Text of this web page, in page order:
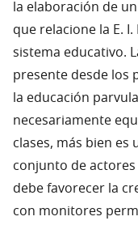
la elaboración de
que relacione la E.
sistema educativo.
presente desde los
la educación
necesariamente
clases, más bien es
conjunto de
debe favorecer la
con monitores